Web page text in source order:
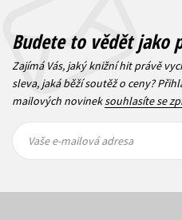
Budete to vědět jako
Zajímá Vás, jaký knižní hit právě
sleva, jaká běží soutěž o ceny?
mailových novineksouhlasíte se
mailová
mailová
Vaše e-mailová adresa